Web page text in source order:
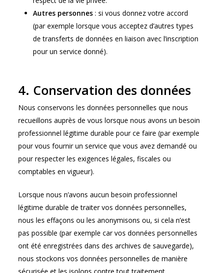
Autres personnes : si vous donnez votre accord
(par exemple lorsque vous acceptez d’autres types
de transferts de données en liaison avec l’inscription
pour un service donné).
4. Conservation des données
Nous conservons les données personnelles que nous
recueillons auprès de vous lorsque nous avons un besoin
professionnel légitime durable pour ce faire (par exemple
pour vous fournir un service que vous avez demandé ou
pour respecter les exigences légales, fiscales ou
comptables en vigueur).
Lorsque nous n’avons aucun besoin professionnel
légitime durable de traiter vos données personnelles,
nous les effaçons ou les anonymisons ou, si cela n’est
pas possible (par exemple car vos données personnelles
ont été enregistrées dans des archives de sauvegarde),
nous stockons vos données personnelles de manière